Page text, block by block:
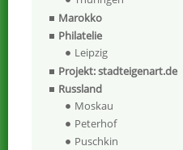
Marokko
Philatelie
Leipzig
Projekt: stadteigenart.de
Russland
Moskau
Peterhof
Puschkin